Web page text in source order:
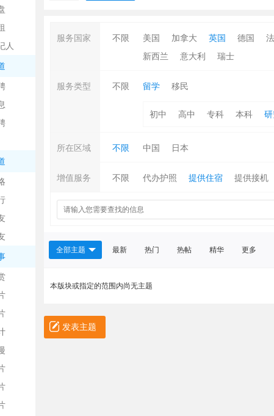
人
服务国家 不限 美国 加拿大 英国 德国
新西兰
意大利 瑞士
服务类型 不限 留学 移民
初中 高中 专科 本科
所在区域 不限 中国 日本
增值服务 不限 代办护照 提供住宿 提供接机
全部主题 最新 热门 热帖 精华 更多
本版块或指定的范围内尚无主题
发表主题